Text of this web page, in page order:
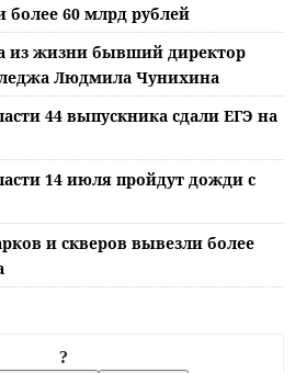
более 60 млрд рублей
из жизни бывший директор
Людмила Чунихина
44 выпускника сдали ЕГЭ на
14 июля пройдут дожди с
и скверов вывезли более
?